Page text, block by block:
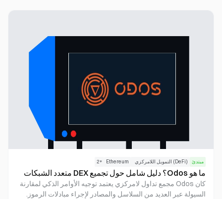
مبتدئ (DeFi) التمويل اللامركزي Ethereum
+
2
ما هو Odos؟ دليل شامل حول تجميع DEX متعدد الشبكات
كان Odos مجمع تداول لامركزي يعتمد توجيه الأوامر الذكي لمقارنة
السيولة عبر العديد من السلاسل والمصادر لإجراء مبادلات الرموز.